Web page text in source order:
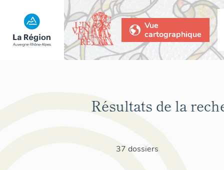
Vue
cartographique
Résultats de la
37 dossiers